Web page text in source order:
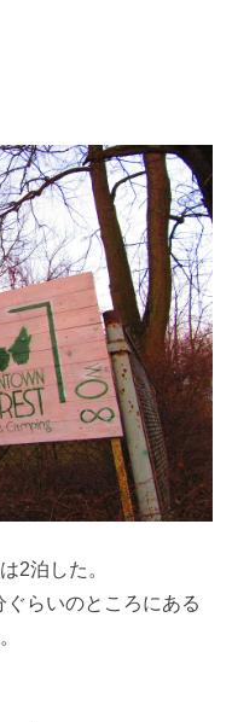
2泊した。
らいのところにある